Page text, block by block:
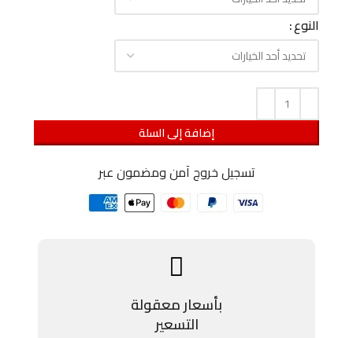
النوع
إضافة إلى السلة
تسجيل خروج آمن ومضمون عبر
بأسعار معقولة
التسعير